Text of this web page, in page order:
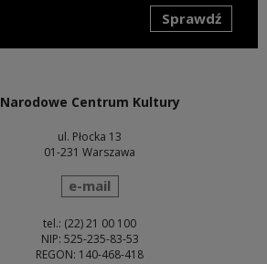
Sprawdź
Narodowe Centrum Kultury
ul. Płocka 13
01-231 Warszawa
wyślij wiadomość
e-mail
tel.: (22) 21 00 100
NIP: 525-235-83-53
REGON: 140-468-418